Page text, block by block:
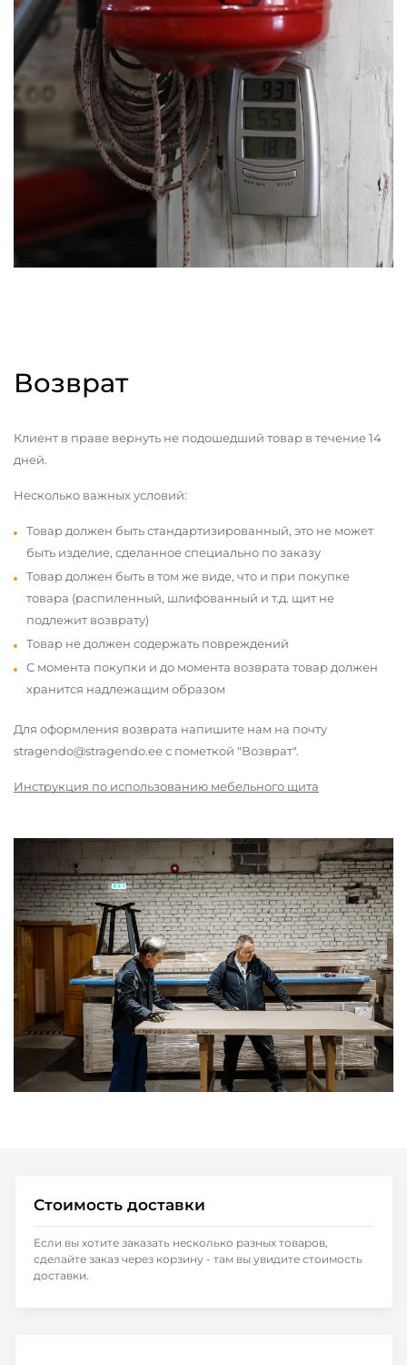
Возврат
Клиент в праве вернуть не подошедший товар в течение 14
дней.
Несколько важных условий:
Товар должен быть стандартизированный, это не может
быть изделие, сделанное специально по заказу
Товар должен быть в том же виде, что и при покупке
товара (распиленный, шлифованный и т.д. щит не
подлежит возврату)
Товар не должен содержать повреждений
С момента покупки и до момента возврата товар должен
хранится надлежащим образом
Для оформления возврата напишите нам на почту
stragendo@stragendo.ee с пометкой "Возврат".
Инструкция по использованию мебельного щита
Стоимость доставки
Если вы хотите заказать несколько разных товаров,
сделайте заказ через корзину - там вы увидите стоимость
доставки.